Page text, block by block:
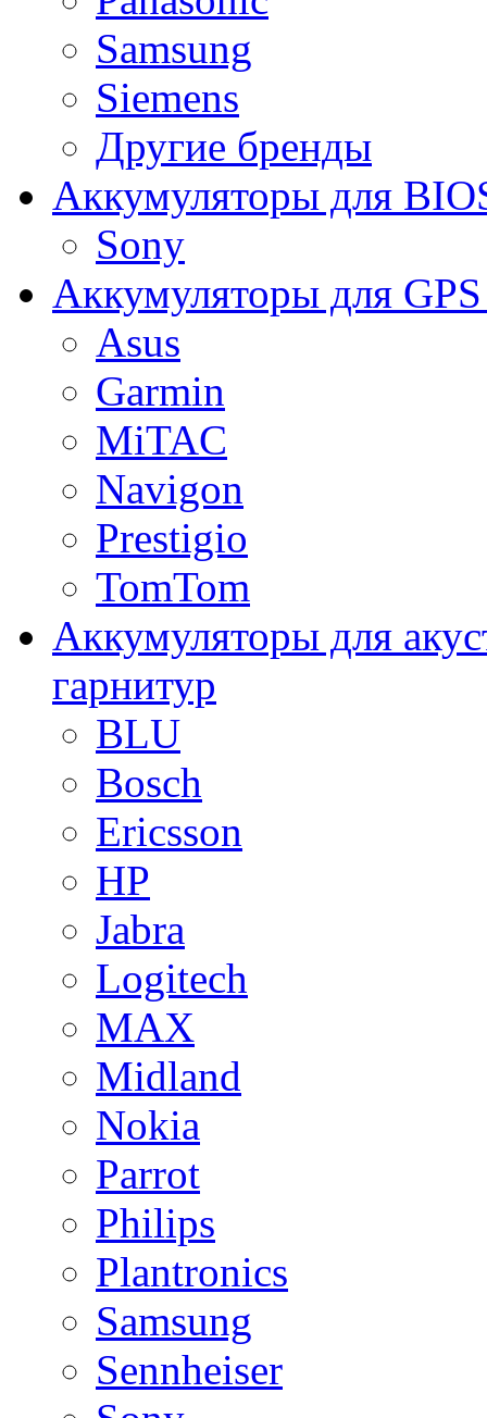
Samsung
Siemens
Другие бренды
Аккумуляторы для
Sony
Аккумуляторы для GPS
Asus
Garmin
MiTAC
Navigon
Prestigio
TomTom
Аккумуляторы для
гарнитур
BLU
Bosch
Ericsson
HP
Jabra
Logitech
MAX
Midland
Nokia
Parrot
Philips
Plantronics
Samsung
Sennheiser